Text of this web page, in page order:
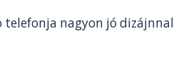
telefonja nagyon jó dizájnnal